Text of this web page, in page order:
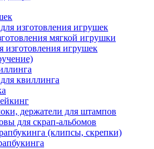
изготовления игрушек
мягкой игрушки
изготовления игрушек
квиллинга
держатели для штампов
для скрап-альбомов
(клипсы, скрепки)